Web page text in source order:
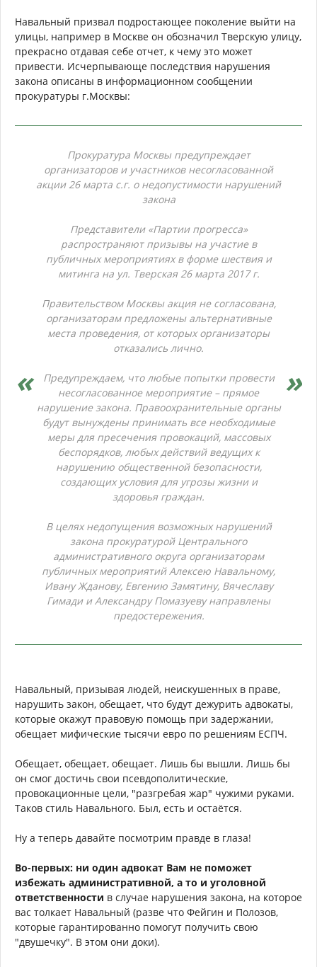
Навальный призвал подростающее поколение выйти на
улицы, например в Москве он обозначил Тверскую улицу,
прекрасно отдавая себе отчет, к чему это может
привести. Исчерпывающе последствия нарушения
закона описаны в информационном сообщении
прокуратуры г.Москвы:
Прокуратура Москвы предупреждает
организаторов и участников несогласованной
акции 26 марта с.г. о недопустимости нарушений
закона
Представители «Партии прогресса»
распространяют призывы на участие в
публичных мероприятиях в форме шествия и
митинга на ул. Тверская 26 марта 2017 г.
Правительством Москвы акция не согласована,
организаторам предложены альтернативные
места проведения, от которых организаторы
отказались лично.
Предупреждаем, что любые попытки провести
несогласованное мероприятие – прямое
нарушение закона. Правоохранительные органы
будут вынуждены принимать все необходимые
меры для пресечения провокаций, массовых
беспорядков, любых действий ведущих к
нарушению общественной безопасности,
создающих условия для угрозы жизни и
здоровья граждан.
В целях недопущения возможных нарушений
закона прокуратурой Центрального
административного округа организаторам
публичных мероприятий Алексею Навальному,
Ивану Жданову, Евгению Замятину, Вячеславу
Гимади и Александру Помазуеву направлены
предостережения.
Навальный, призывая людей, неискушенных в праве,
нарушить закон, обещает, что будут дежурить адвокаты,
которые окажут правовую помощь при задержании,
обещает мифические тысячи евро по решениям ЕСПЧ.
Обещает, обещает, обещает. Лишь бы вышли. Лишь бы
он смог достичь свои псевдополитические,
провокационные цели, "разгребая жар" чужими руками.
Таков стиль Навального. Был, есть и остаётся.
Ну а теперь давайте посмотрим правде в глаза!
Во-первых: ни один адвокат Вам не поможет
избежать административной, а то и уголовной
ответственности в случае нарушения закона, на которое
вас толкает Навальный (разве что Фейгин и Полозов,
которые гарантированно помогут получить свою
"двушечку". В этом они доки).